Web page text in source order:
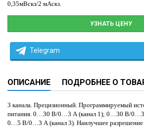
0,35мВскз/2 мАскз.
УЗНАТЬ ЦЕНУ
Telegram
ОПИСАНИЕ ПОДРОБНЕЕ О
3 канала. Прецизионный. Программируемый
питания. 0…30 В/0…3 А (канал 1); 0…30 В/0…3
0…5 В/0…3 А (канал 3). Наилучшее разрешение